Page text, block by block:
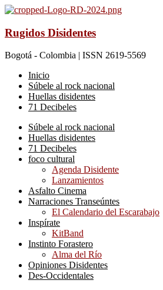
Rugidos Disidentes
Bogotá - Colombia | ISSN 2619-5569
Inicio
Súbele al rock nacional
Huellas disidentes
71 Decibeles
Súbele al rock nacional
Huellas disidentes
71 Decibeles
foco cultural
Agenda Disidente
Lanzamientos
Asfalto Cinema
Narraciones Transeúntes
El Calendario del Escarabajo
Inspírate
KitBand
Instinto Forastero
Alma del Río
Opiniones Disidentes
Des-Occidentales